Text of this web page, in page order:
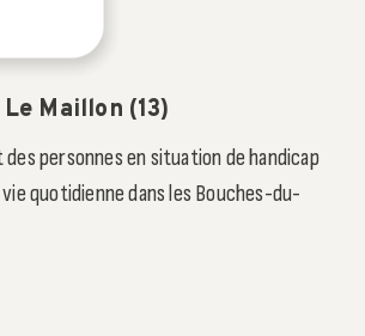
Maillon (13)
personnes en situation de handicap
quotidienne dans les Bouches-du-